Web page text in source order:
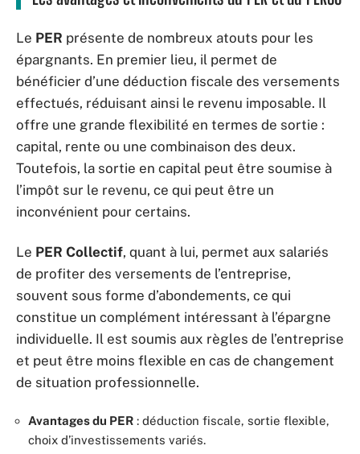
Le PER présente de nombreux atouts pour les
épargnants. En premier lieu, il permet de
bénéficier d’une déduction fiscale des versements
effectués, réduisant ainsi le revenu imposable. Il
offre une grande flexibilité en termes de sortie :
capital, rente ou une combinaison des deux.
Toutefois, la sortie en capital peut être soumise à
l’impôt sur le revenu, ce qui peut être un
inconvénient pour certains.
Le PER Collectif, quant à lui, permet aux salariés
de profiter des versements de l’entreprise,
souvent sous forme d’abondements, ce qui
constitue un complément intéressant à l’épargne
individuelle. Il est soumis aux règles de l’entreprise
et peut être moins flexible en cas de changement
de situation professionnelle.
Avantages du PER : déduction fiscale, sortie flexible,
choix d’investissements variés.